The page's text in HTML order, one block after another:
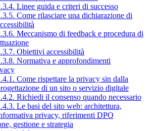
Linee guida e criteri di successo
Come rilasciare una dichiarazione di
Meccanismo di feedback e procedura di
Obiettivi accessibilità
Normativa e approfondimenti
Come rispettare la privacy sin dalla
di un sito o servizio digitale
Richiedi il consenso quando necessario
Le basi del sito web: architettura,
privacy, riferimenti DPO
gestione e strategia